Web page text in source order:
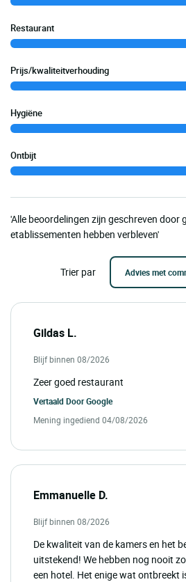
Restaurant
Prijs/kwaliteitverhouding
Hygiëne
Ontbijt
'Alle beoordelingen zijn geschreven door
etablissementen hebben verbleven'
Trier par
Gildas L.
Blijf binnen 08/2026
Zeer goed restaurant
Vertaald DoorGoogle
Mening ingediend 04/08/2026
Emmanuelle D.
Blijf binnen 08/2026
De kwaliteit van de kamers en het
uitstekend! We hebben nog nooit
een hotel. Het enige wat ontbreekt